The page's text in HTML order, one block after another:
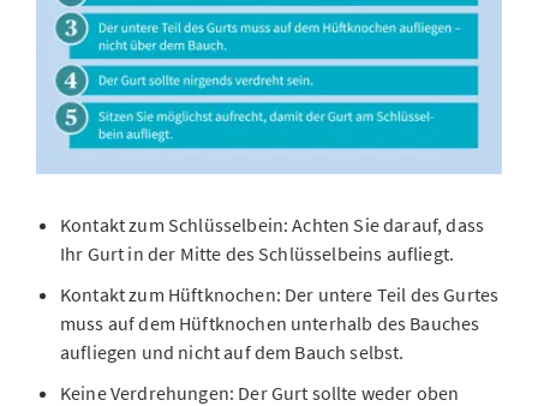
Kontakt zum Schlüsselbein: Achten Sie darauf, dass
Ihr Gurt in der Mitte des Schlüsselbeins aufliegt.
Kontakt zum Hüftknochen: Der untere Teil des Gurtes
muss auf dem Hüftknochen unterhalb des Bauches
aufliegen und nicht auf dem Bauch selbst.
Keine Verdrehungen: Der Gurt sollte weder oben